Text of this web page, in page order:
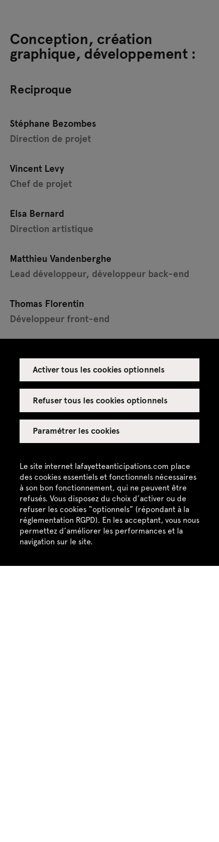
Le site internet lafayetteanticipations.com place
des cookies essentiels et fonctionnels nécessaires
à son bon fonctionnement, qui ne peuvent être
refusés. Vous disposez du choix d’activer ou de
refuser les cookies “optionnels” (répondant à la
réglementation RGPD). En les acceptant, vous nous
permettez d’améliorer les performances et la
navigation sur le site.
Activer tous les cookies optionnels
Refuser tous les cookies optionnels
Paramétrer les cookies
Conception, création
graphique, développement :
Reciproque
Stéphane Bezombes
Direction de projet
Vincent Levy
Chef de projet
Elsa Bernard
Direction artistique
Matthieu Vandenberghe
Lead développeur, développeur back-end
Thomas Florentin
Développeur front-end
Contactez-nous
Lafayette Anticipations – Fondation Galeries
Lafayette